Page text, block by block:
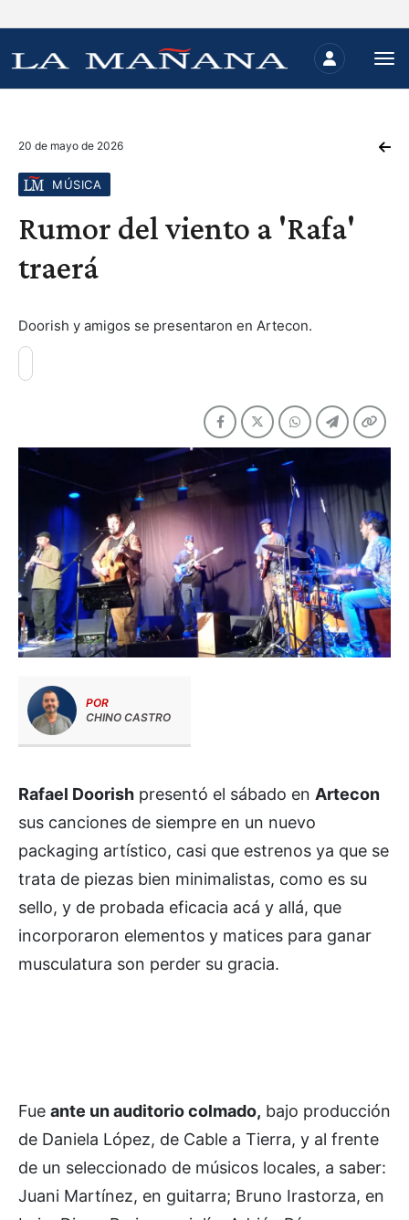
20 de mayo de 2026
MÚSICA
Rumor del viento a 'Rafa'
traerá
Doorish y amigos se presentaron en Artecon.
POR
CHINO CASTRO
Rafael Doorish presentó el sábado en Artecon
sus canciones de siempre en un nuevo
packaging artístico, casi que estrenos ya que se
trata de piezas bien minimalistas, como es su
sello, y de probada eficacia acá y allá, que
incorporaron elementos y matices para ganar
musculatura son perder su gracia.
Fue ante un auditorio colmado, bajo producción
de Daniela López, de Cable a Tierra, y al frente
de un seleccionado de músicos locales, a saber:
Juani Martínez, en guitarra; Bruno Irastorza, en